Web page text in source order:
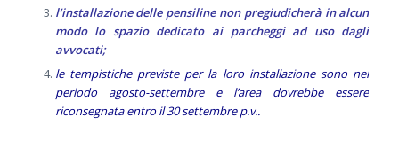
l’installazione delle pensiline non pregiudicherà in alcun
modo lo spazio dedicato ai parcheggi ad uso dagli
avvocati;
le tempistiche previste per la loro installazione sono nel
periodo agosto-settembre e l’area dovrebbe essere
riconsegnata entro il 30 settembre p.v..